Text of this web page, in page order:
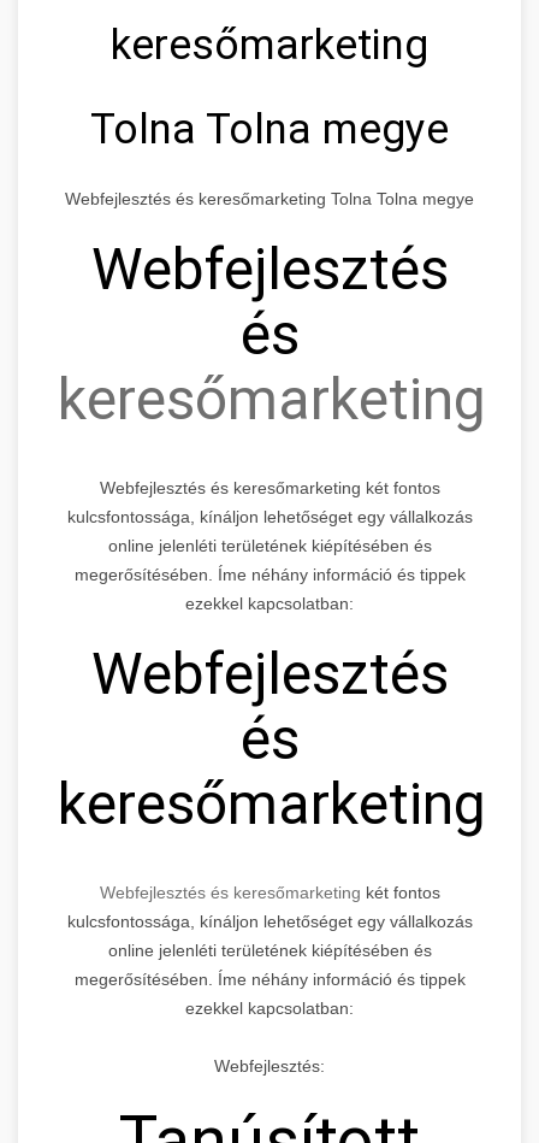
keresőmarketing
Tolna Tolna megye
Webfejlesztés és keresőmarketing Tolna Tolna megye
Webfejlesztés
és
keresőmarketing
Webfejlesztés és keresőmarketing két fontos
kulcsfontossága, kínáljon lehetőséget egy vállalkozás
online jelenléti területének kiépítésében és
megerősítésében. Íme néhány információ és tippek
ezekkel kapcsolatban:
Webfejlesztés
és
keresőmarketing
Webfejlesztés és keresőmarketing két fontos
kulcsfontossága, kínáljon lehetőséget egy vállalkozás
online jelenléti területének kiépítésében és
megerősítésében. Íme néhány információ és tippek
ezekkel kapcsolatban:
Webfejlesztés: